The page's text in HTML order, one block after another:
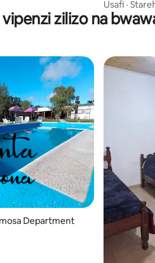
Usafi ·
zilizo na
Department